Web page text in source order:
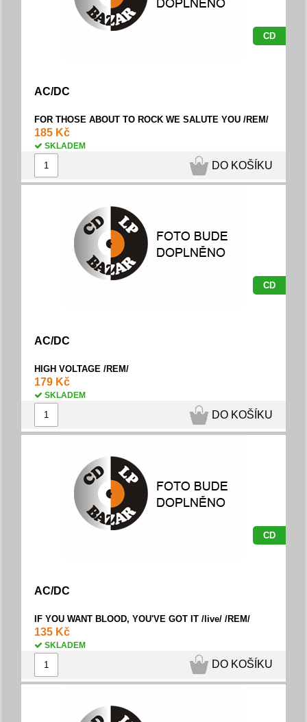
CD
AC/DC
FOR THOSE ABOUT TO ROCK WE SALUTE YOU /REM/
185 Kč
SKLADEM
DO KOŠÍKU
CD
AC/DC
HIGH VOLTAGE /REM/
179 Kč
SKLADEM
DO KOŠÍKU
CD
AC/DC
IF YOU WANT BLOOD, YOU'VE GOT IT /live/ /REM/
135 Kč
SKLADEM
DO KOŠÍKU